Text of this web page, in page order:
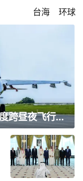
台海 环球
战鹰出击！空军某部组织高强度跨昼夜飞行训练